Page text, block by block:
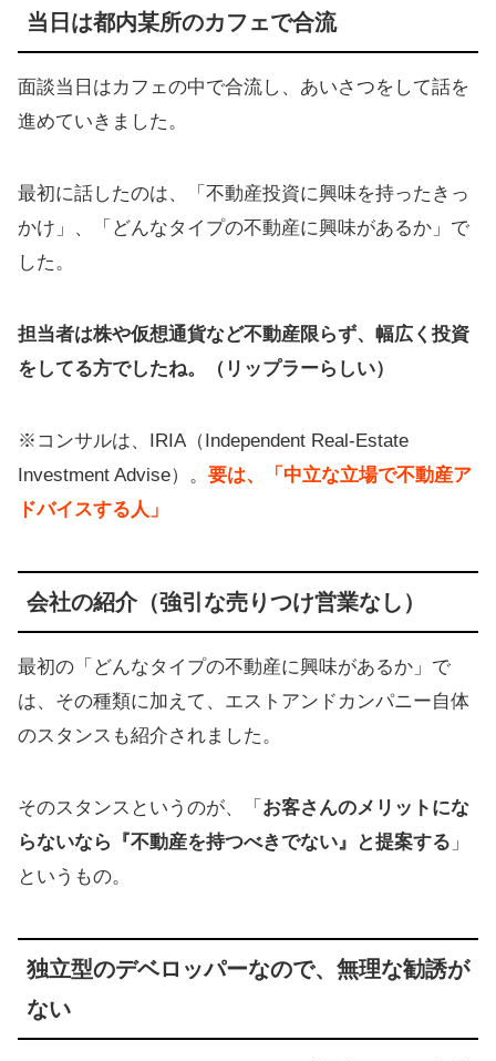
当日は都内某所のカフェで合流
面談当日はカフェの中で合流し、あいさつをして話を
進めていきました。
最初に話したのは、「不動産投資に興味を持ったきっ
かけ」、「どんなタイプの不動産に興味があるか」で
した。
担当者は株や仮想通貨など不動産限らず、幅広く投資
をしてる方でしたね。（リップラーらしい）
※コンサルは、IRIA（Independent Real-Estate
Investment Advise）。 要は、「中立な立場で不動産ア
ドバイスする人」
会社の紹介（強引な売りつけ営業なし）
最初の「どんなタイプの不動産に興味があるか」で
は、その種類に加えて、エストアンドカンパニー自体
のスタンスも紹介されました。
そのスタンスというのが、「 お客さんのメリットにな
らないなら『不動産を持つべきでない』と提案する 」
というもの。
独立型のデベロッパーなので、無理な勧誘が
ない